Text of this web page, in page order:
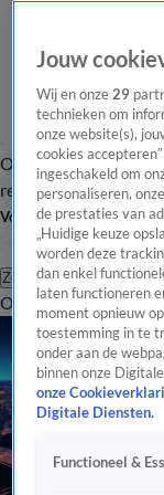
Overzicht Laatste
redactie
Volg Hart van Nederland
Zoeken
OverzichtRegio
Jouw
Wij en onze29
technieken om
onze website(s),
cookies
ingeschakeld om
personaliseren,
de prestaties van
„Huidige keuze
worden deze
dan enkel
laten functioneren
moment opnieuw
toestemming in te
onder aan de
binnen onze
onze
Digitale Diensten.
Functioneel &